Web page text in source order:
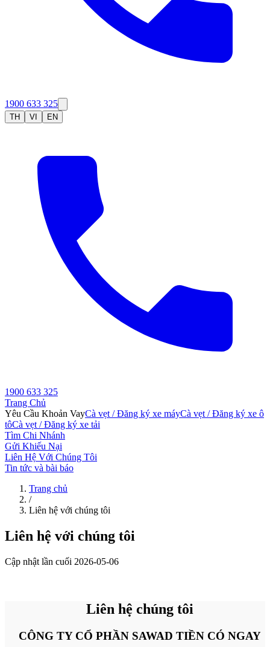
1900 633 325
TH VI EN
1900 633 325
Trang Chủ
Yêu Cầu Khoản VayCà vẹt / Đăng ký xe máyCà vẹt / Đăng ký xe ô
tôCà vẹt / Đăng ký xe tải
Tìm Chi Nhánh
Gửi Khiếu Nại
Liên Hệ Với Chúng Tôi
Tin tức và bài báo
Trang chủ
/
Liên hệ với chúng tôi
Liên hệ với chúng tôi
Cập nhật lần cuối 2026-05-06
Liên hệ chúng tôi
CÔNG TY CỔ PHẦN SAWAD TIỀN CÓ NGAY